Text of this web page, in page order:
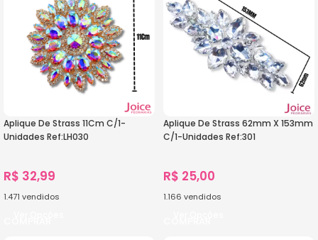
Aplique De Strass 11Cm C/1-
Unidades Ref:LH030
R$ 32,99
1.471 vendidos
Aplique De Strass 62mm X 153mm
C/1-Unidades Ref:301
R$ 25,00
1.166 vendidos